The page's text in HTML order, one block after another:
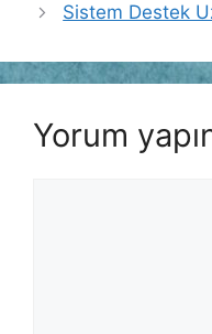
Sistem Destek
Yorum